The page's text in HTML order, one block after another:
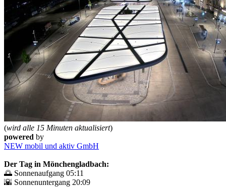
(wird alle 15 Minuten aktualisiert)
powered by
NEW mobil und aktiv GmbH
Der Tag in Mönchengladbach:
🌅 Sonnenaufgang 05:11
🌇 Sonnenuntergang 20:09